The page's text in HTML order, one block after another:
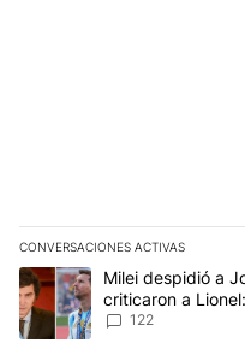
CONVERSACIONES ACTIVAS
Este listado muestra los
Un artículo de tendencia
Milei despidió a
criticaron a
anti-Messi”
122